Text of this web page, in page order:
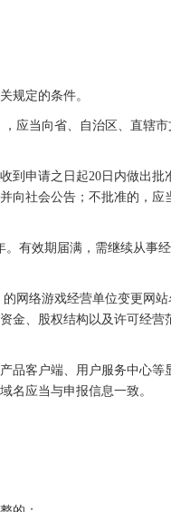
定的条件。
当向省、自治区、直辖市
申请之日起20日内做出批
向社会公告；不批准的，应
有效期届满，需继续从事
络游戏经营单位变更网站
金、股权结构以及许可经营
客户端、用户服务中心等
名应当与申报信息一致。